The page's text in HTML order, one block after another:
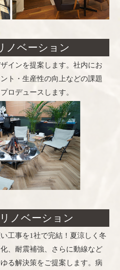
ノベーション
インを提案します。社内にお
ト・生産性の向上などの課題
ロデュースします。
ノベーション
工事を1社で完結！夏涼しく冬
、耐震補強、さらに動線など
る解決策をご提案します。病